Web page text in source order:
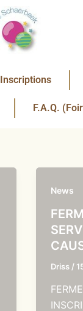
Inscriptions
F.A.Q.
News
Driss /